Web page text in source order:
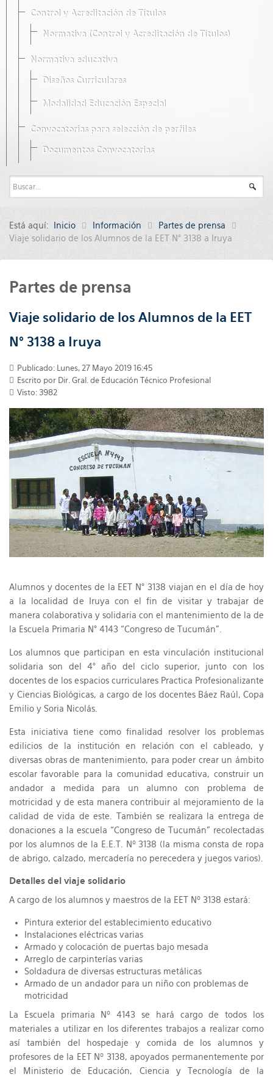
Control y Acreditación de Títulos
Normativa (Control y Acreditación de Títulos)
Normativa educativa
Diseños Curriculares
Modalidad Educación Especial
Convocatorias para selección de perfiles
Documentos Convocatorias
Está aquí: Inicio Información
Partes de prensa
Viaje solidario de los Alumnos de la EET N° 3138 a Iruya
Partes de prensa
Viaje solidario de los Alumnos de la EET
N° 3138 a Iruya
Publicado: Lunes, 27 Mayo 2019 16:45
Escrito por Dir. Gral. de Educación Técnico Profesional
Visto: 3982
Alumnos y docentes de la EET N° 3138 viajan en el día de hoy
a la localidad de Iruya con el fin de visitar y trabajar de
manera colaborativa y solidaria con el mantenimiento de la de
la Escuela Primaria N° 4143 “Congreso de Tucumán”.
Los alumnos que participan en esta vinculación institucional
solidaria son del 4° año del ciclo superior, junto con los
docentes de los espacios curriculares Practica Profesionalizante
y Ciencias Biológicas, a cargo de los docentes Báez Raúl, Copa
Emilio y Soria Nicolás.
Esta iniciativa tiene como finalidad resolver los problemas
edilicios de la institución en relación con el cableado, y
diversas obras de mantenimiento, para poder crear un ámbito
escolar favorable para la comunidad educativa, construir un
andador a medida para un alumno con problema de
motricidad y de esta manera contribuir al mejoramiento de la
calidad de vida de este. También se realizara la entrega de
donaciones a la escuela “Congreso de Tucumán” recolectadas
por los alumnos de la E.E.T. Nº 3138 (la misma consta de ropa
de abrigo, calzado, mercadería no perecedera y juegos varios).
Detalles del viaje solidario
A cargo de los alumnos y maestros de la EET Nº 3138 estará:
Pintura exterior del establecimiento educativo
Instalaciones eléctricas varias
Armado y colocación de puertas bajo mesada
Arreglo de carpinterías varias
Soldadura de diversas estructuras metálicas
Armado de un andador para un niño con problemas de
motricidad
La Escuela primaria Nº 4143 se hará cargo de todos los
materiales a utilizar en los diferentes trabajos a realizar como
así también del hospedaje y comida de los alumnos y
profesores de la EET Nº 3138, apoyados permanentemente por
el Ministerio de Educación, Ciencia y Tecnología de la